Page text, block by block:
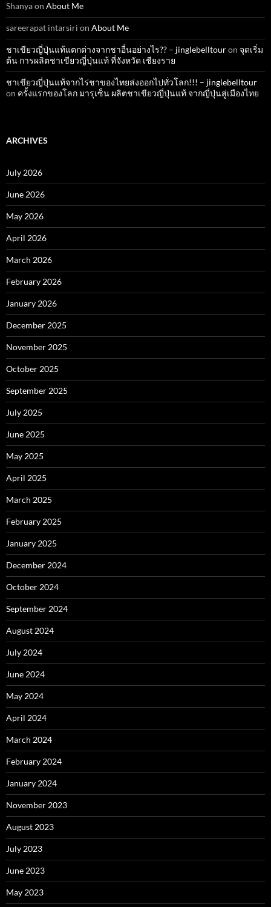
Shanyaon About Me
sareerapat intarsiri on About Me
ชาเขียวญี่ปุ่นแท้แตกต่างจากชาอื่นอย่างไร?? – jinglebelltouron จุดเริ่ม
ต้น การผลิตชาเขียวญี่ปุ่นแท้ ที่จังหวัด เชียงราย
ชาเขียวญี่ปุ่นแท้จากไร่ชาของไทยส่งออกไปทั่วโลก!!! – jinglebelltour
on ครั้งแรกของโลก มารุเซ็น ผลิตชาเขียวญี่ปุ่นแท้ จากญี่ปุ่นสู่เมืองไทย
ARCHIVES
July 2026
June 2026
May 2026
April 2026
March 2026
February 2026
January 2026
December 2025
November 2025
October 2025
September 2025
July 2025
June 2025
May 2025
April 2025
March 2025
February 2025
January 2025
December 2024
October 2024
September 2024
August 2024
July 2024
June 2024
May 2024
April 2024
March 2024
February 2024
January 2024
November 2023
August 2023
July 2023
June 2023
May 2023